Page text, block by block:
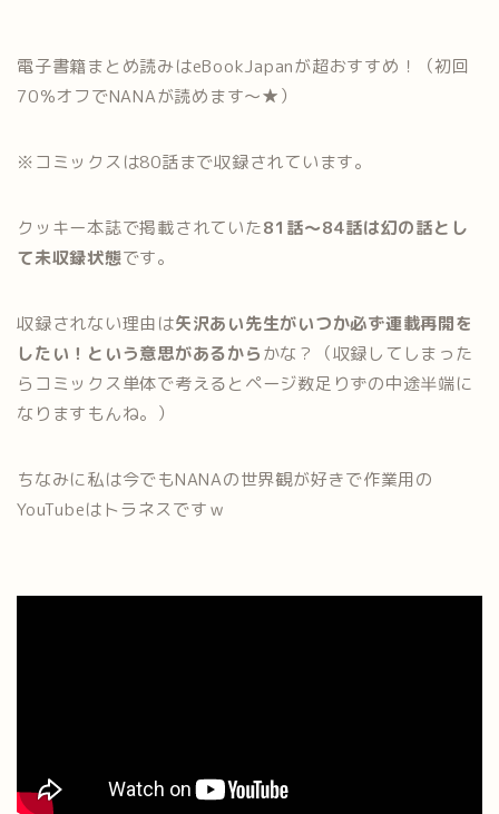
電子書籍まとめ読みはeBookJapanが超おすすめ！（初回
70％オフでNANAが読めます〜★）
※コミックスは80話まで収録されています。
クッキー本誌で掲載されていた81話〜84話は幻の話とし
て未収録状態です。
収録されない理由は矢沢あい先生がいつか必ず連載再開を
したい！という意思があるからかな？（収録してしまった
らコミックス単体で考えるとページ数足りずの中途半端に
なりますもんね。）
ちなみに私は今でもNANAの世界観が好きで作業用の
YouTubeはトラネスですｗ